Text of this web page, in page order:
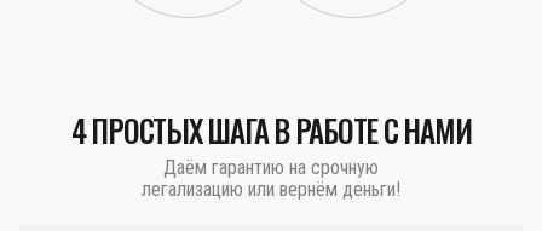
4 ПРОСТЫХ ШАГА В РАБОТЕ С НАМИ
Даём гарантию на срочную
легализацию или вернём деньги!